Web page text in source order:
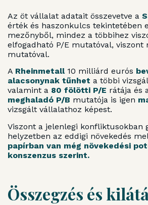
Az öt vállalat adatait összevetve a
érték és haszonkulcs tekintetében
mezőnyből, mindez a többihez
elfogadható P/E mutatóval, viszont
mutatóval.
A Rheinmetall 10 milliárd eurós
alacsonynak tűnhet a többi
valamint a 80 fölötti P/E rátája és
meghaladó P/B mutatója is igen
vizsgált vállalathoz képest.
Viszont a jelenlegi konfliktusokban
helyzetben az eddigi növekedés
papírban van még növekedési
konszenzus szerint.
Összegzés és